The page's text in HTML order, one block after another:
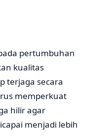
pertumbuhan
kualitas
terjaga secara
memperkuat
hilir agar
menjadi lebih